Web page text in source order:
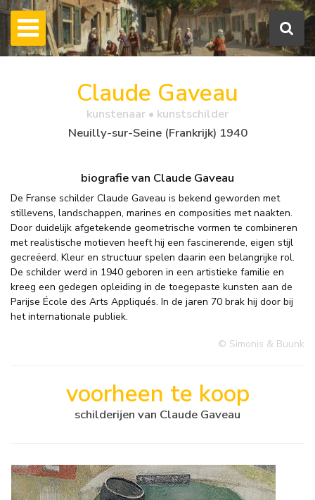
Claude Gaveau
kunstenaar • kunstschilder
Neuilly-sur-Seine (Frankrijk) 1940
biografie van Claude Gaveau
De Franse schilder Claude Gaveau is bekend geworden met
stillevens, landschappen, marines en composities met naakten.
Door duidelijk afgetekende geometrische vormen te combineren
met realistische motieven heeft hij een fascinerende, eigen stijl
gecreëerd. Kleur en structuur spelen daarin een belangrijke rol.
De schilder werd in 1940 geboren in een artistieke familie en
kreeg een gedegen opleiding in de toegepaste kunsten aan de
Parijse École des Arts Appliqués. In de jaren 70 brak hij door bij
het internationale publiek.
© Simonis & Buunk
voorheen te koop
schilderijen van Claude Gaveau